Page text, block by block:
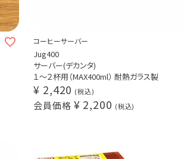
コーヒーサーバー
Jug400
サーバー(デカンタ)
１～２杯用（MAX400ml） 耐熱ガラス製
¥ 2,420 税込
会員価格 ¥ 2,200 税込